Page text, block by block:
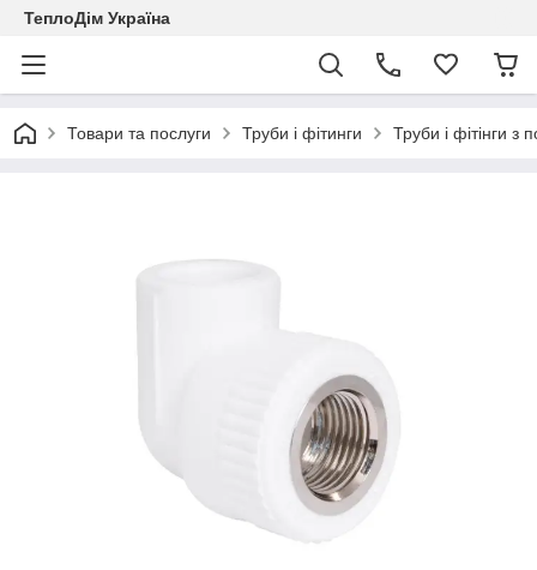
ТеплоДім Україна
Товари та послуги Труби і фітинги Труби і фітінги з